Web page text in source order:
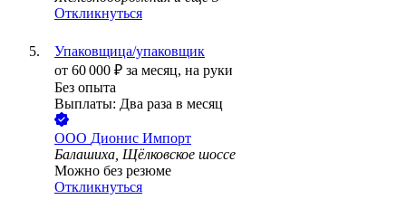
Откликнуться
Упаковщица/упаковщик
от 60 000 ₽ за месяц, на руки
Без опыта
Выплаты: Два раза в месяц
ООО Дионис Импорт
Балашиха, Щёлковское шоссе
Можно без резюме
Откликнуться